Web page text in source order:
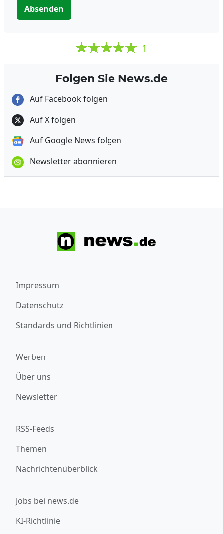
Absenden
1
Folgen Sie News.de
Auf Facebook folgen
Auf X folgen
Auf Google News folgen
Newsletter abonnieren
Impressum
Datenschutz
Standards und Richtlinien
Werben
Über uns
Newsletter
RSS-Feeds
Themen
Nachrichtenüberblick
Jobs bei news.de
KI-Richtlinie